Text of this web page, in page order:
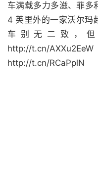
车满载多力多滋、菲多
4 英里外的一家沃尔玛
车别无二致，
http://t.cn/
http://t.cn/RCaPplN